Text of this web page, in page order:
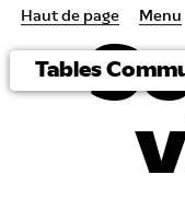
Haut de page Menu
Tables